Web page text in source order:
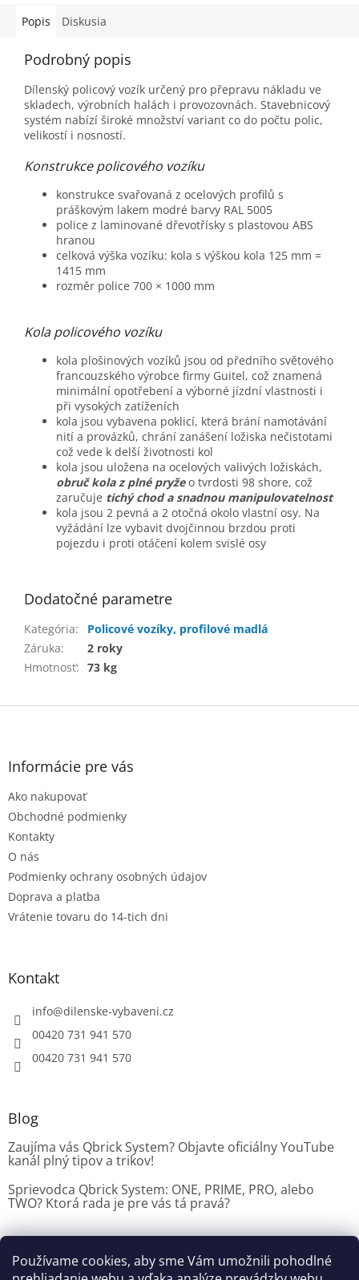
Používame cookies, aby sme Vám umožnili pohodlné
Popis Diskusia
Podrobný popis
Dílenský policový vozík určený pro přepravu nákladu ve
skladech, výrobních halách i provozovnách. Stavebnicový
systém nabízí široké množství variant co do počtu polic,
velikostí i nosností.
Konstrukce policového vozíku
konstrukce svařovaná z ocelových profilů s
práškovým lakem modré barvy RAL 5005
police z laminované dřevotřísky s plastovou ABS
hranou
celková výška vozíku: kola s výškou kola 125 mm =
1415 mm
rozměr police 700 × 1000 mm
Kola policového vozíku
kola plošinových vozíků jsou od předního světového
francouzského výrobce firmy Guitel, což znamená
minimální opotřebení a výborné jízdní vlastnosti i
při vysokých zatíženích
kola jsou vybavena poklicí, která brání namotávání
nití a provázků, chrání zanášení ložiska nečistotami
což vede k delší životnosti kol
kola jsou uložena na ocelových valivých ložiskách,
obruč kola z plné pryžeo tvrdosti 98 shore, což
zaručuje tichý chod a snadnou manipulovatelnost
kola jsou 2 pevná a 2 otočná okolo vlastní osy. Na
vyžádání lze vybavit dvojčinnou brzdou proti
pojezdu i proti otáčení kolem svislé osy
Dodatočné parametre
Kategória:
Policové vozíky, profilové madlá
Záruka:
2 roky
Hmotnosť: 73 kg
Z
Informácie pre vás
Ako nakupovať
Obchodné podmienky
Kontakty
O nás
Podmienky ochrany osobných údajov
Doprava a platba
Vrátenie tovaru do 14-tich dni
Kontakt
info@dilenske-vybaveni.cz
00420 731 941 570
00420 731 941 570
Blog
Zaujíma vás Qbrick System? Objavte oficiálny YouTube
kanál plný tipov a trikov!
Sprievodca Qbrick System: ONE, PRIME, PRO, alebo
TWO? Ktorá rada je pre vás tá pravá?
Dílenské vybavení CZ